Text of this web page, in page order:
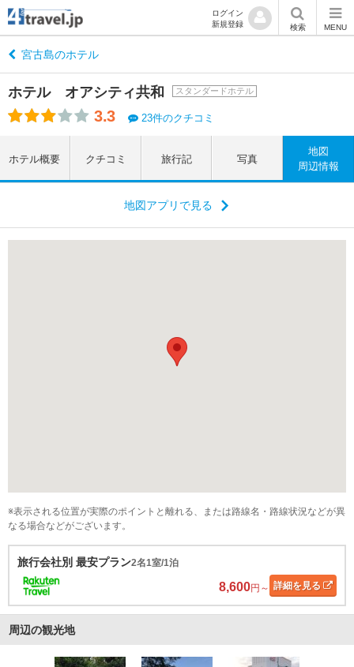
ログイン
新規登録
検索 MENU
宮古島のホテル
ホテル オアシティ共和 スタンダードホテル
3.3 23件のクチコミ
ホテル概要 クチコミ 旅行記 写真
地図
周辺情報
地図アプリで見る
※表示される位置が実際のポイントと離れる、または路線名・路線状況などが異
なる場合などがございます。
旅行会社別 最安プラン2名1室/1泊
8,600円～ 詳細を見る
周辺の観光地